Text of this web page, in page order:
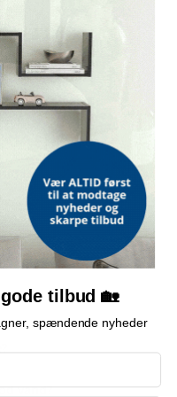
vand?
tilbud 🏡
spændende nyheder